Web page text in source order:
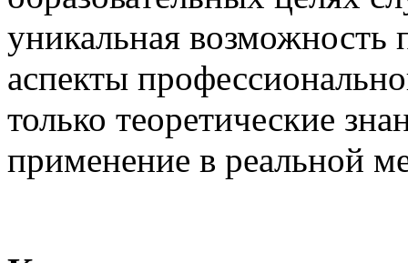
уникальная возможность
аспекты
только теоретические
применение в реальной